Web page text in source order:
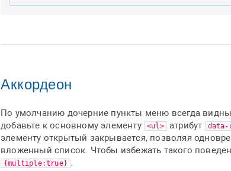
Аккордеон
По умолчанию дочерние пункты меню всегда
добавьте к основному элементу
<ul> атрибут data-
элементу открытый закрывается, позволяя
вложенный список. Чтобы избежать такого
{multiple:true} .